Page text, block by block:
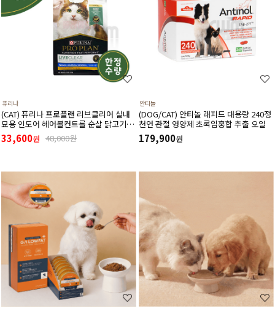
퓨리나
(CAT) 퓨리나 프로플랜 리브클리어 실내
묘용 인도어 헤어볼컨트롤 순살 닭고기
(고양이 알레르기 감소식단)(1.5kg) (유통
기한27년3월)
33,600원 48,000원
안티놀
(DOG/CAT) 안티놀 래피드 대용량 240정
천연 관절 영양제 초록입홍합 추출 오일
179,900원